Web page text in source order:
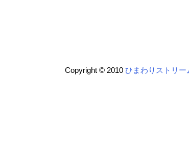
Copyright © 2010 ひまわりストリー